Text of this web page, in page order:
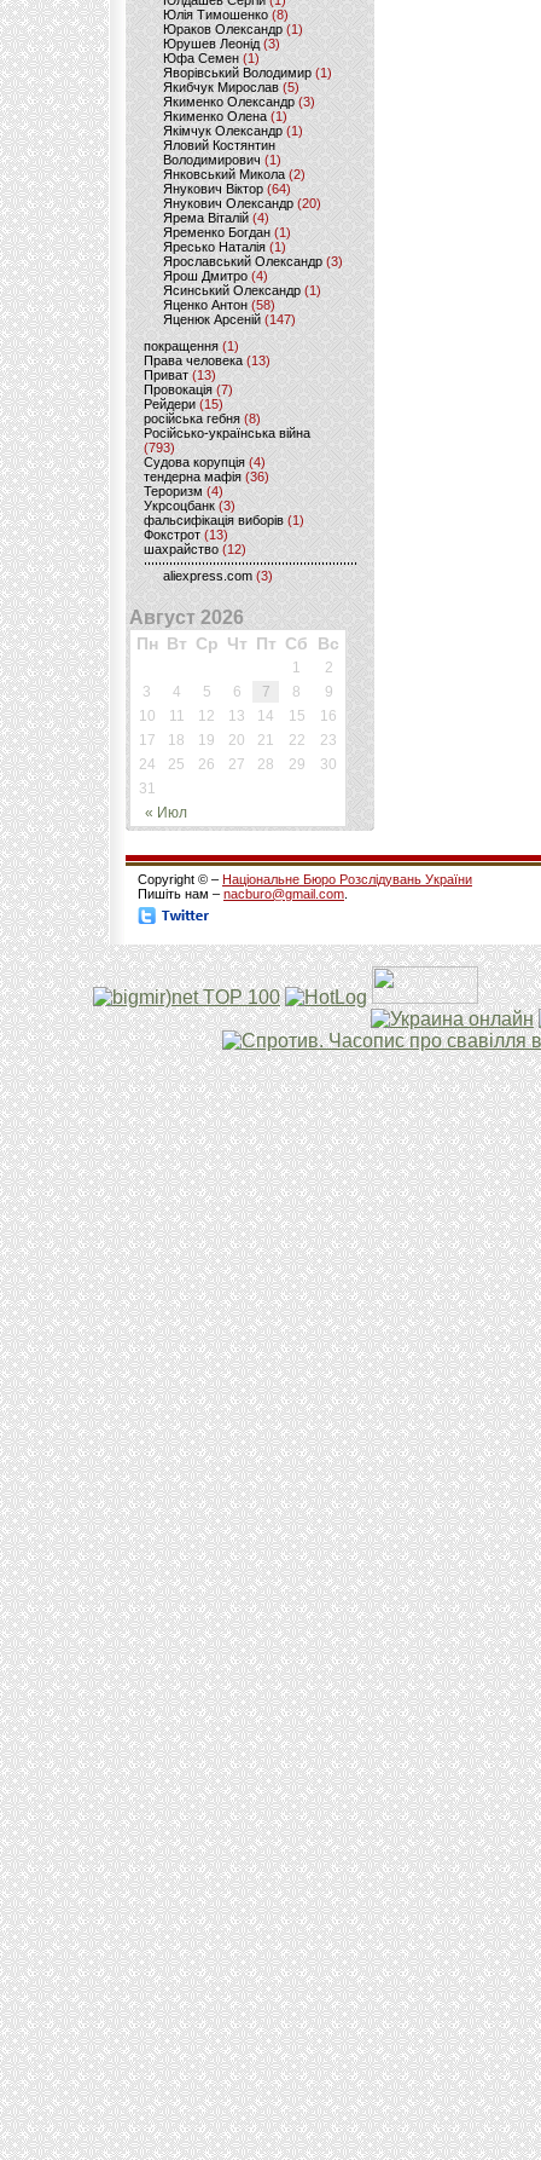
Юлія Тимошенко (8)
Юраков Олександр (1)
Юрушев Леонід (3)
Юфа Семен (1)
Яворівський Володимир (1)
Якибчук Мирослав (5)
Якименко Олександр (3)
Якименко Олена(1)
Якімчук Олександр (1)
Яловий Костянтин
Володимирович (1)
Янковський Микола(2)
Янукович Віктор (64)
Янукович Олександр(20)
Ярема Віталій(4)
Яременко Богдан(1)
Яресько Наталія(1)
Ярославський Олександр (3)
Ярош Дмитро (4)
Ясинський Олександр (1)
Яценко Антон(58)
Яценюк Арсеній (147)
покращення (1)
Права человека(13)
Приват (13)
Провокація (7)
Рейдери (15)
російська гебня (8)
Російсько-українська війна
(793)
Судова корупція (4)
тендерна мафія (36)
Тероризм (4)
Укрсоцбанк (3)
фальсифікація виборів (1)
Фокстрот(13)
шахрайство (12)
aliexpress.com (3)
Август 2026
Пн Вт Ср Чт Пт Сб Вс
« Июл
1
2
3
4 5 6 7 8
9
10
11 12 13 14 15
16
17
18 19 20 21 22
23
24
25 26 27 28 29
30
31
Copyright © – Національне Бюро Розслідувань України
Пишіть нам – nacburo@gmail.com